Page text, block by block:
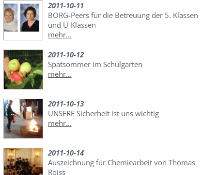
2011-10-11
BORG-Peers für die Betreuung der 5. Klassen
und Ü-Klassen
mehr...
2011-10-12
Spätsommer im Schulgarten
mehr...
2011-10-13
UNSERE Sicherheit ist uns wichtig
mehr...
2011-10-14
Auszeichnung für Chemiearbeit von Thomas
Roiss